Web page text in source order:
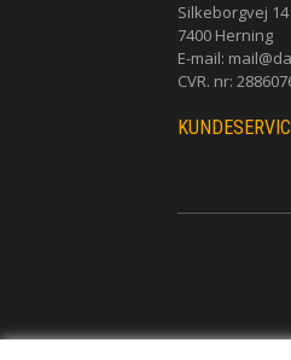
Silkeborgvej 14
7400 Herning
E-mail:
CVR. nr: